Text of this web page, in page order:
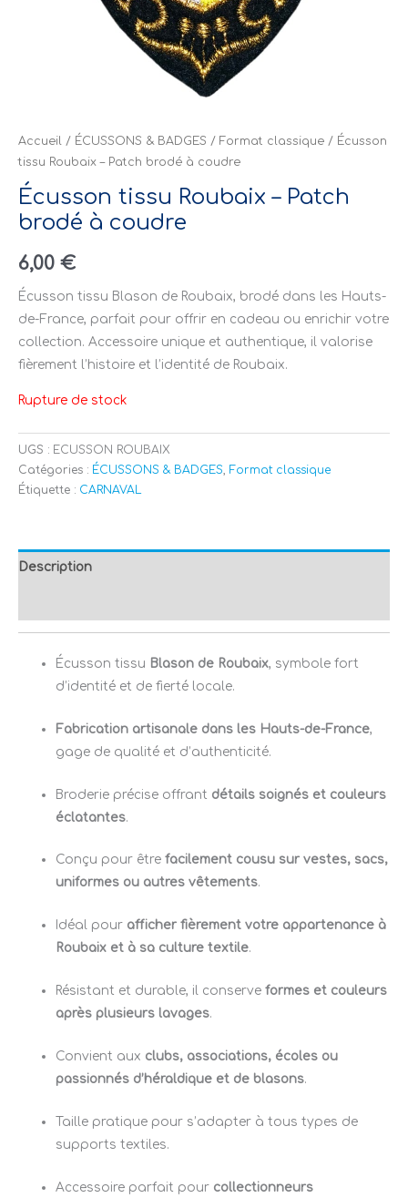
Accueil / ÉCUSSONS & BADGES / Format classique / Écusson
tissu Roubaix – Patch brodé à coudre
Écusson tissu Roubaix – Patch
brodé à coudre
6,00 €
Écusson tissu Blason de Roubaix, brodé dans les Hauts-
de-France, parfait pour offrir en cadeau ou enrichir votre
collection. Accessoire unique et authentique, il valorise
fièrement l’histoire et l’identité de Roubaix.
Rupture de stock
UGS : ECUSSON ROUBAIX
Catégories : ÉCUSSONS & BADGES
Format classique
Étiquette : CARNAVAL
Description
Écusson tissu Blason de Roubaix, symbole fort
d’identité et de fierté locale.
Fabrication artisanale dans les Hauts-de-France,
gage de qualité et d’authenticité.
Broderie précise offrant détails soignés et couleurs
éclatantes.
Conçu pour êtrefacilement cousu sur vestes, sacs,
uniformes ou autres vêtements.
Idéal pour afficher fièrement votre appartenance à
Roubaix et à sa culture textile.
Résistant et durable, il conserveformes et couleurs
après plusieurs lavages.
Convient aux clubs, associations, écoles ou
passionnés d’héraldique et de blasons.
Taille pratique pour s’adapter à tous types de
supports textiles.
Accessoire parfait pour collectionneurs